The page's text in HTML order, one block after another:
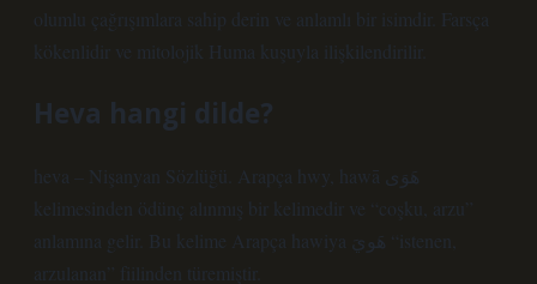
olumlu çağrışımlara sahip derin ve anlamlı bir isimdir. Farsça
kökenlidir ve mitolojik Huma kuşuyla ilişkilendirilir.
Heva hangi dilde?
heva – Nişanyan Sözlüğü. Arapça hwy, hawā هَوَى
kelimesinden ödünç alınmış bir kelimedir ve “coşku, arzu”
anlamına gelir. Bu kelime Arapça hawiya هَويَ “istenen,
arzulanan” fiilinden türemiştir.